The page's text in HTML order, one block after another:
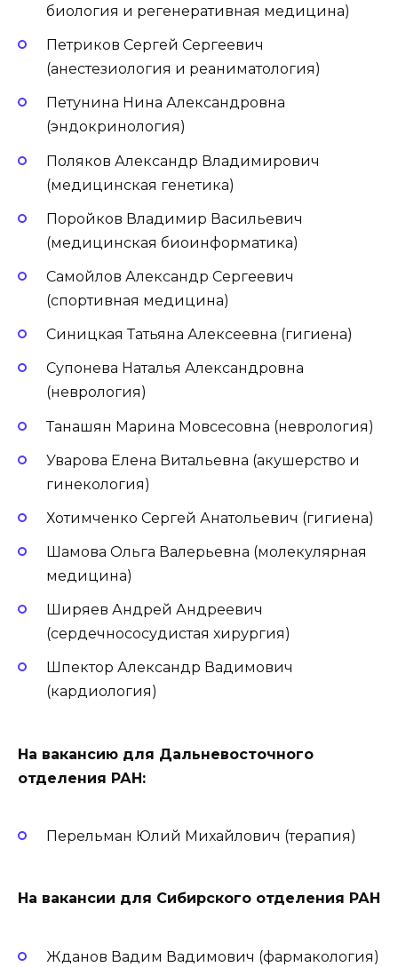
биология и регенеративная медицина)
Петриков Сергей Сергеевич
(анестезиология и реаниматология)
Петунина Нина Александровна
(эндокринология)
Поляков Александр Владимирович
(медицинская генетика)
Поройков Владимир Васильевич
(медицинская биоинформатика)
Самойлов Александр Сергеевич
(спортивная медицина)
Синицкая Татьяна Алексеевна (гигиена)
Супонева Наталья Александровна
(неврология)
Танашян Марина Мовсесовна (неврология)
Уварова Елена Витальевна (акушерство и
гинекология)
Хотимченко Сергей Анатольевич (гигиена)
Шамова Ольга Валерьевна (молекулярная
медицина)
Ширяев Андрей Андреевич
(сердечнососудистая хирургия)
Шпектор Александр Вадимович
(кардиология)
На вакансию для Дальневосточного
отделения РАН:
Перельман Юлий Михайлович (терапия)
На вакансии для Сибирского отделения РАН
Жданов Вадим Вадимович (фармакология)